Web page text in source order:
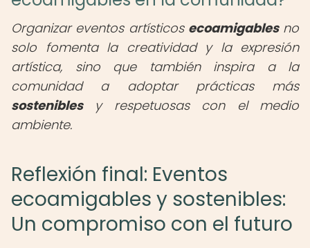
Organizar eventos artísticos ecoamigablesno
solo fomenta la creatividad y la expresión
artística, sino que también inspira a la
comunidad a adoptar prácticas más
sosteniblesy respetuosas con el medio
ambiente.
Reflexión final: Eventos
ecoamigables y sostenibles:
Un compromiso con el futuro